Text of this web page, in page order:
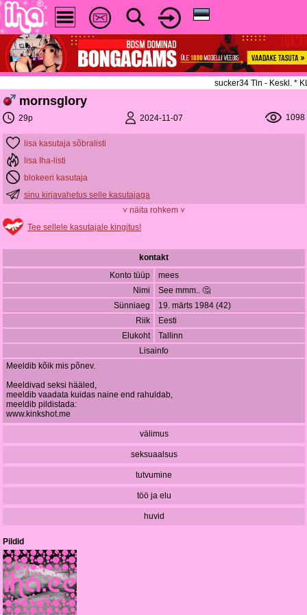
sucker34 Tln - Keskl. *
mornsglory
29p 2024-11-07 1098
lisa kasutaja sõbralisti
lisa Iha-listi
blokeeri kasutaja
sinu kirjavahetus selle kasutajaga
˅ näita rohkem ˅
Tee sellele kasutajale kingitus!
kontakt
Konto tüüp
mees
Nimi
See mmm.. 🤔
Sünniaeg
19. märts 1984 (42)
Riik
Eesti
Elukoht
Tallinn
Lisainfo
Meeldib kõik mis põnev.
Meeldivad seksi hääled,
meeldib vaadata kuidas naine end rahuldab,
meeldib pildistada:
www.kinkshot.me
välimus
seksuaalsus
tutvumine
töö ja elu
huvid
Pildid